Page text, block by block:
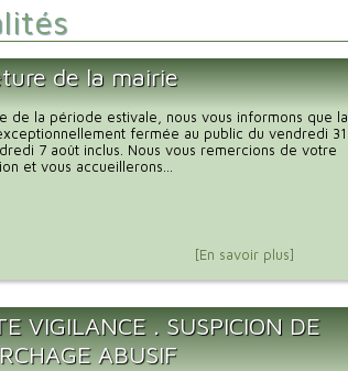
de la mairie
de la période estivale, nous vous informons que la
fermée au public du vendredi 31
7 août inclus. Nous vous remercions de votre
et vous accueillerons...
[En savoir plus]
VIGILANCE . SUSPICION DE
ABUSIF